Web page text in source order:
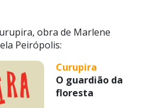
obra de Marlene
Peirópolis:
Curupira
O guardião da
floresta